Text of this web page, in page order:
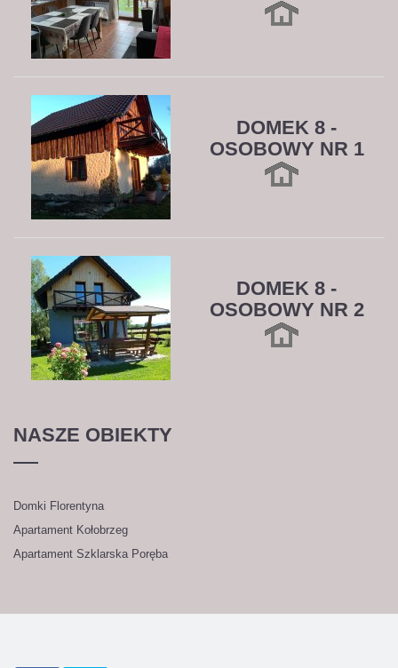
DOMEK 8 -
OSOBOWY NR 1
DOMEK 8 -
OSOBOWY NR 2
NASZE OBIEKTY
Domki Florentyna
Apartament Kołobrzeg
Apartament Szklarska Poręba